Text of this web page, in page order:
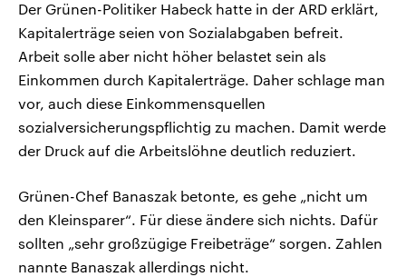
Der Grünen-Politiker Habeck hatte in der ARD erklärt,
Kapitalerträge seien von Sozialabgaben befreit.
Arbeit solle aber nicht höher belastet sein als
Einkommen durch Kapitalerträge. Daher schlage man
vor, auch diese Einkommensquellen
sozialversicherungspflichtig zu machen. Damit werde
der Druck auf die Arbeitslöhne deutlich reduziert.
Grünen-Chef Banaszak betonte, es gehe „nicht um
den Kleinsparer“. Für diese ändere sich nichts. Dafür
sollten „sehr großzügige Freibeträge“ sorgen. Zahlen
nannte Banaszak allerdings nicht.